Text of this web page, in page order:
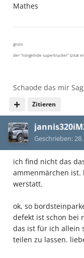
Mathes
Zitieren
gruss
der "nörgelnde supertrucker" (zitat
Schaode das mir
Geschrieben:
ich find nicht das
ammenmärchen
werstatt.
ok, so
defekt ist schon bei
das ist für ich allein
teilen zu lassen.